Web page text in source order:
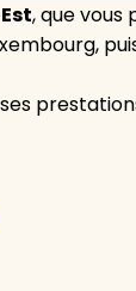
, que vous
ses